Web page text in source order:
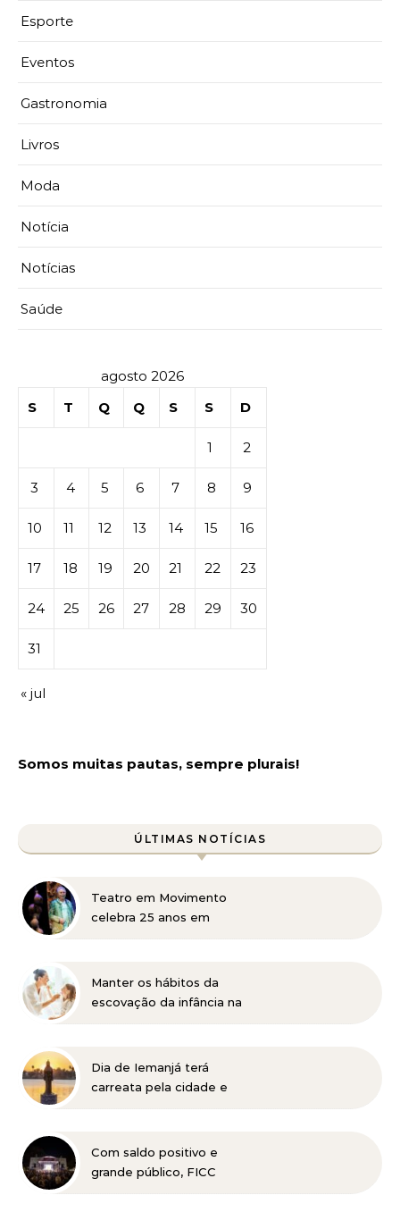
Esporte
Eventos
Gastronomia
Livros
Moda
Notícia
Notícias
Saúde
agosto 2026
S
T Q Q S S D
1 2
3 4 5 6 7 8 9
10 11 12 13 14 15 16
17 18 19 20 21 22 23
24 25 26 27 28 29 30
31
« jul
Somos muitas pautas, sempre plurais!
ÚLTIMAS NOTÍCIAS
Teatro em Movimento
celebra 25 anos em
“Delírio”
Manter os hábitos da
escovação da infância na
Dia de Iemanjá terá
carreata pela cidade e
Com saldo positivo e
grande público, FICC